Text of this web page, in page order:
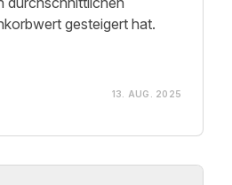
gesteigert hat.
13. AUG. 2025